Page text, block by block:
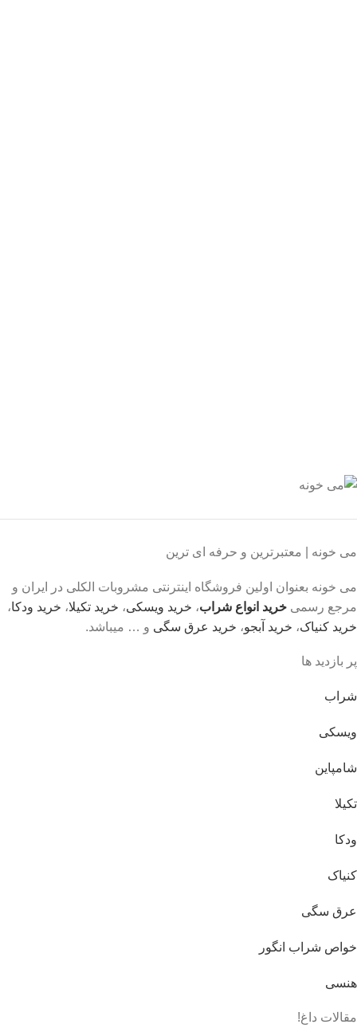
می خونه | معتبرترین و حرفه ای ترین
می خونه بعنوان اولین فروشگاه اینترنتی مشروبات الکلی در ایران و
مرجع رسمی خرید انواع شراب، خرید ویسکی، خرید تکیلا، خرید ودکا،
خرید کنیاک، خرید آبجو، خرید عرق سگی و … میباشد.
پر بازدید ها
شراب
ویسکی
شامپاین
تکیلا
ودکا
کنیاک
عرق سگی
خواص شراب انگور
هنسی
مقالات داغ!